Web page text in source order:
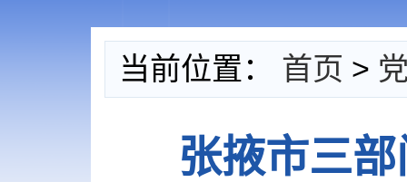
当前位置： 首页 >
张掖市三